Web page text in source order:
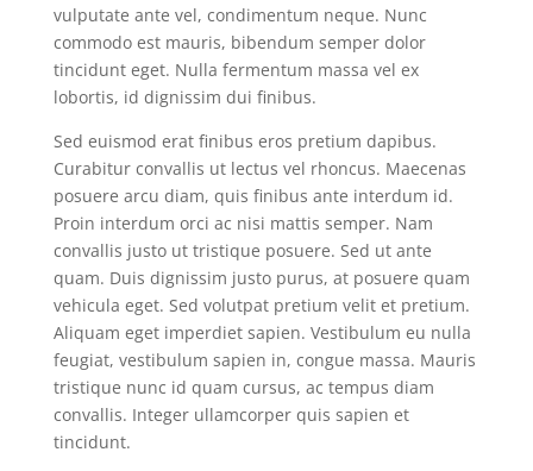
vulputate ante vel, condimentum neque. Nunc
commodo est mauris, bibendum semper dolor
tincidunt eget. Nulla fermentum massa vel ex
lobortis, id dignissim dui finibus.
Sed euismod erat finibus eros pretium dapibus.
Curabitur convallis ut lectus vel rhoncus. Maecenas
posuere arcu diam, quis finibus ante interdum id.
Proin interdum orci ac nisi mattis semper. Nam
convallis justo ut tristique posuere. Sed ut ante
quam. Duis dignissim justo purus, at posuere quam
vehicula eget. Sed volutpat pretium velit et pretium.
Aliquam eget imperdiet sapien. Vestibulum eu nulla
feugiat, vestibulum sapien in, congue massa. Mauris
tristique nunc id quam cursus, ac tempus diam
convallis. Integer ullamcorper quis sapien et
tincidunt.